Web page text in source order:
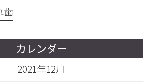
歯
カレンダー
2021年12月